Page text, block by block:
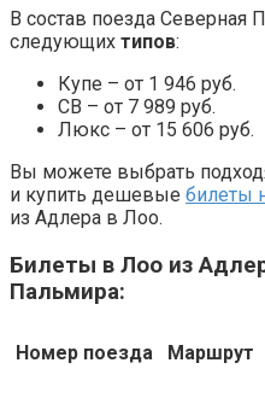
В состав поезда
следующих типов:
Купе – от 1 946 руб.
СВ – от 7 989 руб.
Люкс – от 15 606 руб.
Вы можете выбрать
и купить дешевые билеты
из Адлера в Лоо.
Билеты в Лоо из
Пальмира:
Номер поезда Маршрут